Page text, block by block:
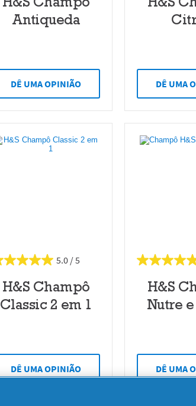
Antiqueda
DÊ UMA OPINIÃO DÊ UMA
5.0
H&S Champô
Classic 2 em 1
DÊ UMA OPINIÃO
H&S
Nutre
DÊ UMA